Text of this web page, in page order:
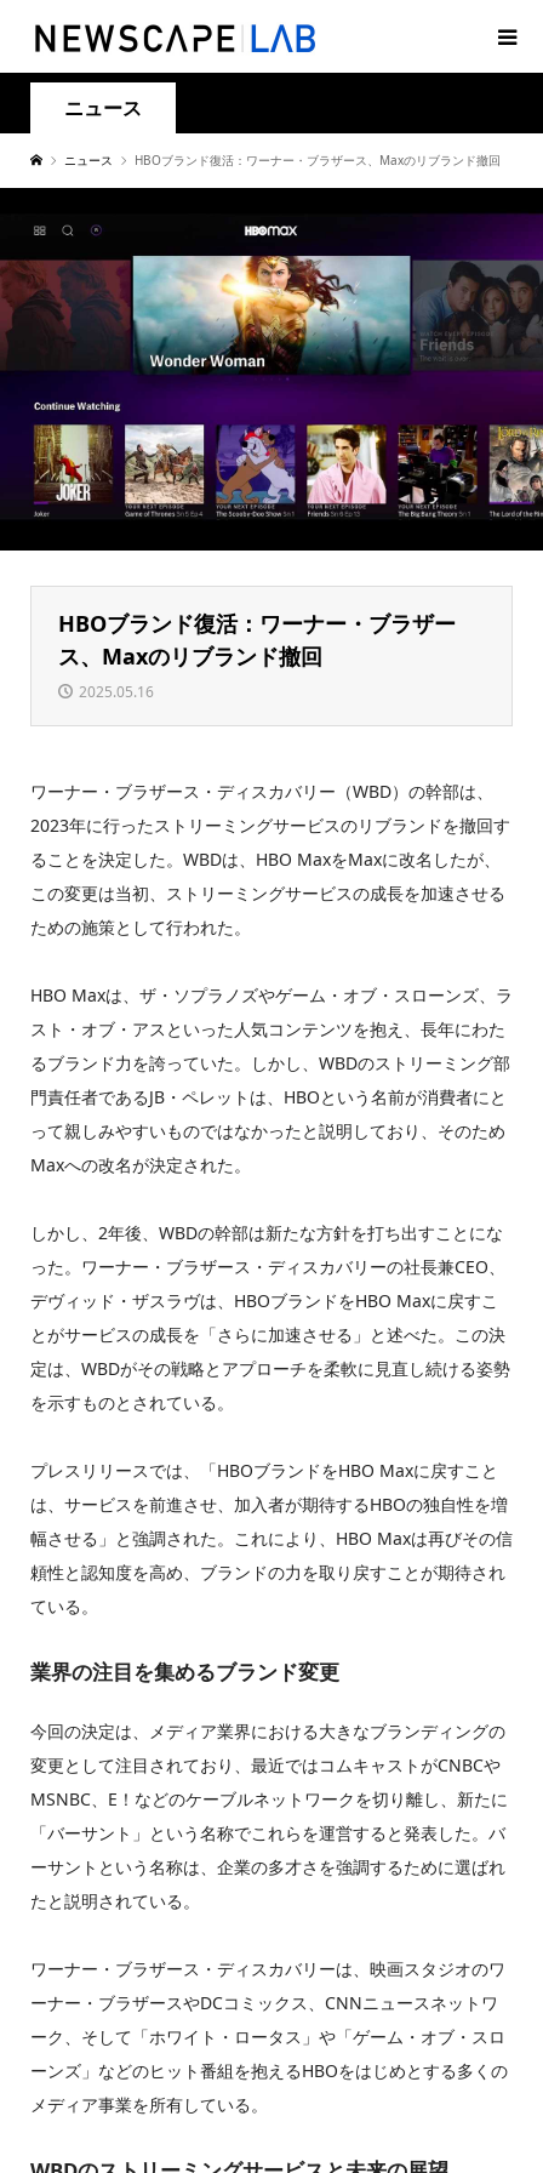
ニュース
ニュース HBOブランド復活：ワーナー・ブラザース、Maxのリブランド撤回
HBOブランド復活：ワーナー・ブラザー
ス、Maxのリブランド撤回
2025.05.16
ワーナー・ブラザース・ディスカバリー（WBD）の幹部は、
2023年に行ったストリーミングサービスのリブランドを撤回す
ることを決定した。WBDは、HBO MaxをMaxに改名したが、
この変更は当初、ストリーミングサービスの成長を加速させる
ための施策として行われた。
HBO Maxは、ザ・ソプラノズやゲーム・オブ・スローンズ、ラ
スト・オブ・アスといった人気コンテンツを抱え、長年にわた
るブランド力を誇っていた。しかし、WBDのストリーミング部
門責任者であるJB・ペレットは、HBOという名前が消費者にと
って親しみやすいものではなかったと説明しており、そのため
Maxへの改名が決定された。
しかし、2年後、WBDの幹部は新たな方針を打ち出すことにな
った。ワーナー・ブラザース・ディスカバリーの社長兼CEO、
デヴィッド・ザスラヴは、HBOブランドをHBO Maxに戻すこ
とがサービスの成長を「さらに加速させる」と述べた。この決
定は、WBDがその戦略とアプローチを柔軟に見直し続ける姿勢
を示すものとされている。
プレスリリースでは、「HBOブランドをHBO Maxに戻すこと
は、サービスを前進させ、加入者が期待するHBOの独自性を増
幅させる」と強調された。これにより、HBO Maxは再びその信
頼性と認知度を高め、ブランドの力を取り戻すことが期待され
ている。
業界の注目を集めるブランド変更
今回の決定は、メディア業界における大きなブランディングの
変更として注目されており、最近ではコムキャストがCNBCや
MSNBC、E！などのケーブルネットワークを切り離し、新たに
「バーサント」という名称でこれらを運営すると発表した。バ
ーサントという名称は、企業の多才さを強調するために選ばれ
たと説明されている。
ワーナー・ブラザース・ディスカバリーは、映画スタジオのワ
ーナー・ブラザースやDCコミックス、CNNニュースネットワ
ーク、そして「ホワイト・ロータス」や「ゲーム・オブ・スロ
ーンズ」などのヒット番組を抱えるHBOをはじめとする多くの
メディア事業を所有している。